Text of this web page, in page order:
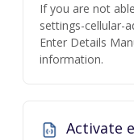
If you are not
settings-cellular-
Enter Details
information.
Activate